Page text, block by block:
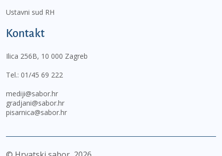
Ustavni sud RH
Kontakt
Ilica 256B, 10 000 Zagreb
Tel.: 01/45 69 222
mediji@sabor.hr
gradjani@sabor.hr
pisarnica@sabor.hr